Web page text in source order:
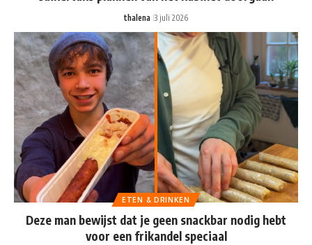
thalena 3 juli 2026
ETEN & DRINKEN
Deze man bewijst dat je geen snackbar nodig hebt
voor een frikandel speciaal